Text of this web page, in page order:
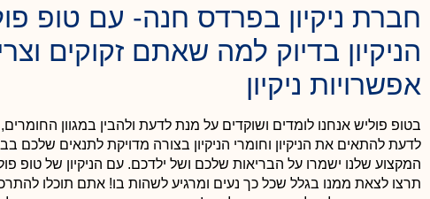
חברת ניקיון בפרדס חנה- עם טופ
הניקיון בדיוק למה שאתם זקוקים
אפשרויות ניקיון
בטופ פוליש אנחנו לומדים ושוקדים על מנת לדעת ולהבין במגוון החומרים,
לדעת להתאים את הניקיון וחומרי הניקיון בצורה מדויקת לתנאים
המקצוע שלנו ישמרו על הבריאות שלכם ושל ילדכם. עם הניקיון של טופ
תרצו לצאת ממנו בגלל שכל כך נעים ומרגיע לשהות בו! אתם תוכלו